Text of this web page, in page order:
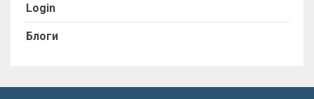
Login
Блоги